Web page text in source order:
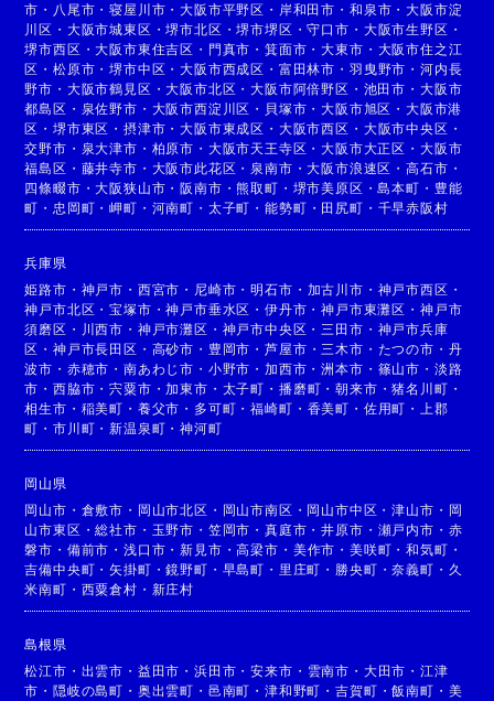
市 ・ 八尾市 ・寝屋川市 ・大阪市平野区 ・ 岸和田市 ・ 和泉市 ・大阪市淀
川区 ・ 大阪市城東区 ・堺市北区 ・堺市堺区 ・守口市 ・ 大阪市生野区 ・
堺市西区 ・大阪市東住吉区 ・ 門真市 ・箕面市 ・大東市 ・ 大阪市住之江
区 ・松原市 ・堺市中区 ・大阪市西成区 ・ 富田林市 ・ 羽曳野市 ・ 河内長
野市 ・ 大阪市鶴見区 ・大阪市北区 ・大阪市阿倍野区 ・ 池田市 ・ 大阪市
都島区 ・ 泉佐野市 ・ 大阪市西淀川区 ・ 貝塚市 ・大阪市旭区 ・大阪市港
区 ・堺市東区 ・摂津市 ・大阪市東成区 ・ 大阪市西区 ・ 大阪市中央区 ・
交野市 ・ 泉大津市 ・ 柏原市 ・ 大阪市天王寺区 ・大阪市大正区 ・ 大阪市
福島区 ・ 藤井寺市 ・ 大阪市此花区 ・ 泉南市 ・大阪市浪速区 ・高石市 ・
四條畷市 ・大阪狭山市 ・阪南市 ・熊取町 ・ 堺市美原区 ・島本町 ・ 豊能
町 ・ 忠岡町 ・岬町 ・ 河南町 ・ 太子町 ・能勢町 ・ 田尻町 ・ 千早赤阪村
兵庫県
姫路市 ・ 神戸市 ・ 西宮市 ・ 尼崎市 ・明石市 ・ 加古川市 ・ 神戸市西区 ・
神戸市北区 ・宝塚市 ・神戸市垂水区 ・伊丹市 ・神戸市東灘区 ・ 神戸市
須磨区 ・ 川西市 ・ 神戸市灘区 ・ 神戸市中央区 ・ 三田市 ・ 神戸市兵庫
区 ・神戸市長田区 ・ 高砂市 ・ 豊岡市 ・芦屋市 ・ 三木市 ・ たつの市 ・ 丹
波市 ・ 赤穂市 ・南あわじ市 ・ 小野市 ・加西市 ・洲本市 ・ 篠山市 ・ 淡路
市 ・西脇市 ・宍粟市 ・加東市 ・ 太子町 ・ 播磨町 ・朝来市 ・猪名川町 ・
相生市 ・ 稲美町 ・ 養父市 ・ 多可町 ・福崎町 ・ 香美町 ・ 佐用町 ・
上郡
町 ・市川町 ・新温泉町 ・神河町
岡山県
岡山市 ・ 倉敷市 ・ 岡山市北区 ・ 岡山市南区 ・ 岡山市中区 ・津山市 ・ 岡
山市東区 ・総社市 ・ 玉野市 ・ 笠岡市 ・真庭市 ・井原市 ・ 瀬戸内市 ・ 赤
磐市 ・ 備前市 ・浅口市 ・新見市 ・高梁市 ・ 美作市 ・ 美咲町 ・和気町 ・
吉備中央町 ・矢掛町 ・鏡野町 ・ 早島町 ・ 里庄町 ・ 勝央町 ・奈義町 ・ 久
米南町 ・ 西粟倉村 ・ 新庄村
島根県
松江市 ・ 出雲市 ・ 益田市 ・浜田市 ・安来市 ・ 雲南市 ・ 大田市 ・ 江津
市 ・隠岐の島町 ・ 奥出雲町 ・ 邑南町 ・津和野町 ・吉賀町 ・飯南町 ・ 美